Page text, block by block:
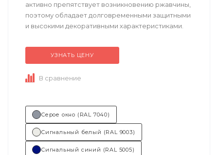
активно препятствует возникновению ржавчины,
поэтому обладает долговременными защитными
и высокими декоративными характеристиками.
Подходит...
УЗНАТЬ ЦЕНУ
В сравнение
Серое окно (RAL 7040)
Сигнальный белый (RAL 9003)
Сигнальный синий (RAL 5005)